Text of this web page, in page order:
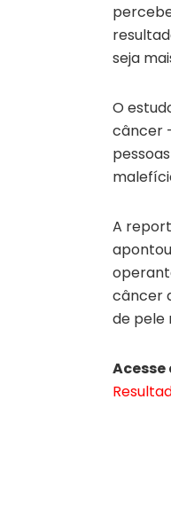
seja
O
câncer
A
câncer
de pele